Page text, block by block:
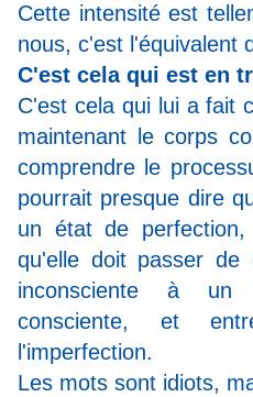
Cette intensité est
nous, c'est l'équivalent
C'est cela qui est en
C'est cela qui lui a fait
maintenant le corps
comprendre le
pourrait presque dire
un état de
qu'elle doit passer de
inconsciente à un
consciente, et
l'imperfection.
Les mots sont idiots,